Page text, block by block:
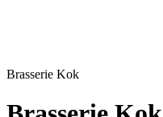
Brasserie Kok